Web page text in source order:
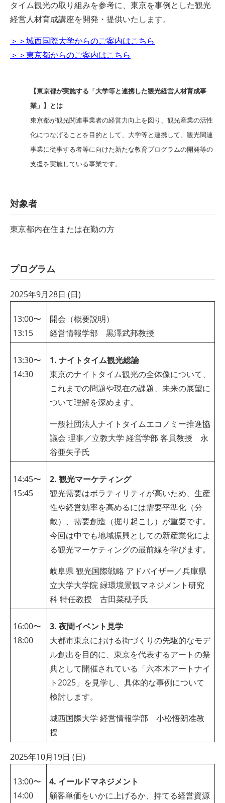
タイム観光の取り組みを参考に、東京を事例とした観光
経営人材育成講座を開発・提供いたします。
＞＞城西国際大学からのご案内はこちら
＞＞東京都からのご案内はこちら
【東京都が実施する「大学等と連携した観光経営人材育成事
業」】とは
東京都が観光関連事業者の経営力向上を図り、観光産業の活性
化につなげることを目的として、大学等と連携して、観光関連
事業に従事する者等に向けた新たな教育プログラムの開発等の
支援を実施している事業です。
対象者
東京都内在住または在勤の方
プログラム
2025年9月28日 (日)
13:00〜
13:15
開会（概要説明）
経営情報学部 黒澤武邦教授
13:30〜
14:30
1. ナイトタイム観光総論
東京のナイトタイム観光の全体像について、
これまでの問題や現在の課題、未来の展望に
ついて理解を深めます。
一般社団法人ナイトタイムエコノミー推進協
議会 理事／立教大学 経営学部 客員教授 永
谷亜矢子氏
14:45〜
15:45
2. 観光マーケティング
観光需要はボラティリティが高いため、生産
性や経営効率を高めるには需要平準化（分
散）、需要創造（掘り起こし）が重要です。
今回は中でも地域振興としての新産業化によ
る観光マーケティングの最前線を学びます。
岐阜県 観光国際戦略 アドバイザー／兵庫県
立大学大学院 緑環境景観マネジメント研究
科 特任教授 古田菜穂子氏
16:00〜
18:00
3. 夜間イベント見学
大都市東京における街づくりの先駆的なモデ
ル創出を目的に、東京を代表するアートの祭
典として開催されている「六本木アートナイ
ト2025」を見学し、具体的な事例について
検討します。
城西国際大学 経営情報学部 小松悟朗准教
授
2025年10月19日 (日)
13:00〜
14:00
4. イールドマネジメント
顧客単価をいかに上げるか、持てる経営資源